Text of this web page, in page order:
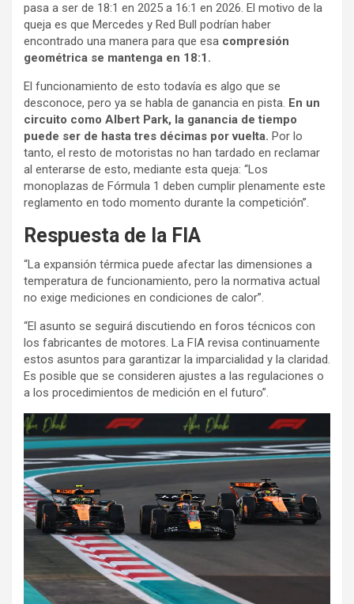
pasa a ser de 18:1 en 2025 a 16:1 en 2026. El motivo de la
queja es que Mercedes y Red Bull podrían haber
encontrado una manera para que esa compresión
geométrica se mantenga en 18:1.
El funcionamiento de esto todavía es algo que se
desconoce, pero ya se habla de ganancia en pista. En un
circuito como Albert Park, la ganancia de tiempo
puede ser de hasta tres décimas por vuelta. Por lo
tanto, el resto de motoristas no han tardado en reclamar
al enterarse de esto, mediante esta queja: “Los
monoplazas de Fórmula 1 deben cumplir plenamente este
reglamento en todo momento durante la competición”.
Respuesta de la FIA
“La expansión térmica puede afectar las dimensiones a
temperatura de funcionamiento, pero la normativa actual
no exige mediciones en condiciones de calor”.
“El asunto se seguirá discutiendo en foros técnicos con
los fabricantes de motores. La FIA revisa continuamente
estos asuntos para garantizar la imparcialidad y la claridad.
Es posible que se consideren ajustes a las regulaciones o
a los procedimientos de medición en el futuro”.